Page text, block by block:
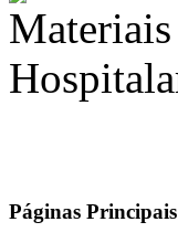
Páginas Principais